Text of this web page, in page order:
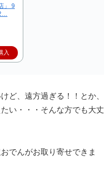
」 9
入
ど、遠方過ぎる！！とか、
い・・・そんな方でも大丈
でんがお取り寄せできま